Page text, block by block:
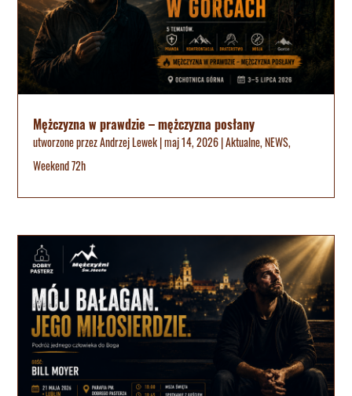
Mężczyzna w prawdzie – mężczyzna posłany
utworzone przezAndrzej Lewek|maj 14, 2026|Aktualne,NEWS,
Weekend 72h